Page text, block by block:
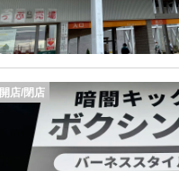
開店/閉店